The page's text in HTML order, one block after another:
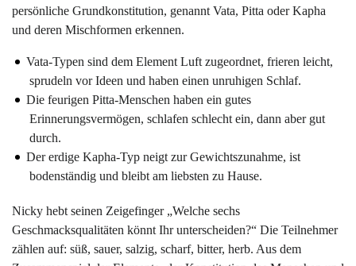
persönliche Grundkonstitution, genannt Vata, Pitta oder Kapha
und deren Mischformen erkennen.
Vata-Typen sind dem Element Luft zugeordnet, frieren leicht,
sprudeln vor Ideen und haben einen unruhigen Schlaf.
Die feurigen Pitta-Menschen haben ein gutes
Erinnerungsvermögen, schlafen schlecht ein, dann aber gut
durch.
Der erdige Kapha-Typ neigt zur Gewichtszunahme, ist
bodenständig und bleibt am liebsten zu Hause.
Nicky hebt seinen Zeigefinger „Welche sechs
Geschmacksqualitäten könnt Ihr unterscheiden?“ Die Teilnehmer
zählen auf: süß, sauer, salzig, scharf, bitter, herb. Aus dem